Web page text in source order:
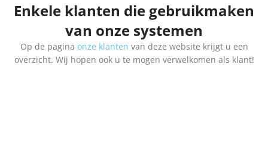
Enkele klanten die gebruikmaken
van onze systemen
Op de pagina onze klanten van deze website krijgt u een
overzicht. Wij hopen ook u te mogen verwelkomen als klant!